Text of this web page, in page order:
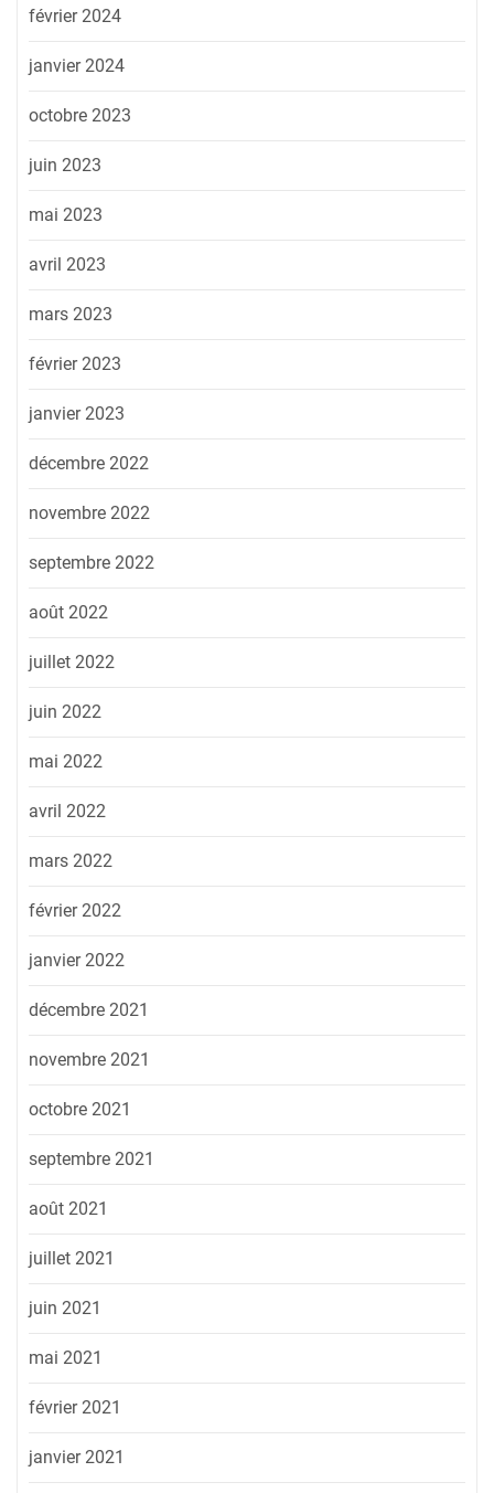
février 2024
janvier 2024
octobre 2023
juin 2023
mai 2023
avril 2023
mars 2023
février 2023
janvier 2023
décembre 2022
novembre 2022
septembre 2022
août 2022
juillet 2022
juin 2022
mai 2022
avril 2022
mars 2022
février 2022
janvier 2022
décembre 2021
novembre 2021
octobre 2021
septembre 2021
août 2021
juillet 2021
juin 2021
mai 2021
février 2021
janvier 2021